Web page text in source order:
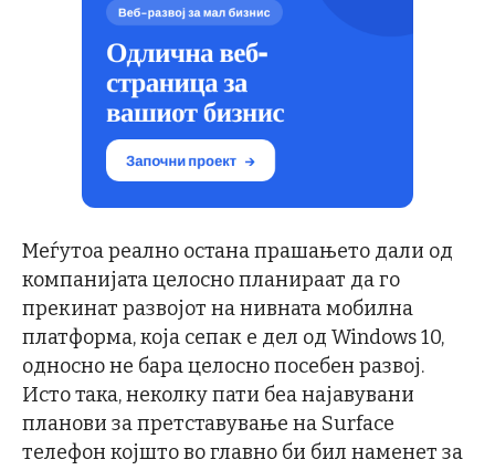
Меѓутоа реално остана прашањето дали од
компанијата целосно планираат да го
прекинат развојот на нивната мобилна
платформа, која сепак е дел од Windows 10,
односно не бара целосно посебен развој.
Исто така, неколку пати беа најавувани
планови за претставување на Surface
телефон којшто во главно би бил наменет за